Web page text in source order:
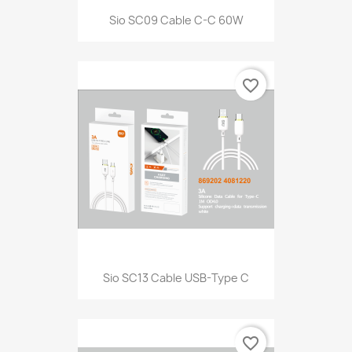
Sio SC09 Cable C-C 60W
Sio SC13 Cable USB-Type C
favorite_border
favorite_border